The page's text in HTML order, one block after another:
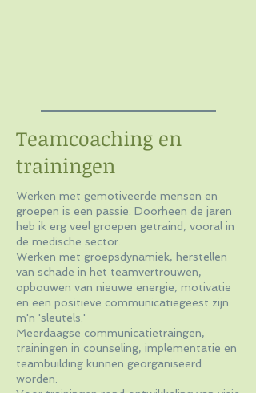
Teamcoaching en
trainingen
Werken met gemotiveerde mensen en
groepen is een passie. Doorheen de jaren
heb ik erg veel groepen getraind, vooral in
de medische sector.
Werken met groepsdynamiek, herstellen
van schade in het teamvertrouwen,
opbouwen van nieuwe energie, motivatie
en een positieve communicatiegeest zijn
m'n 'sleutels.'
Meerdaagse communicatietraingen,
trainingen in counseling, implementatie en
teambuilding kunnen georganiseerd
worden.